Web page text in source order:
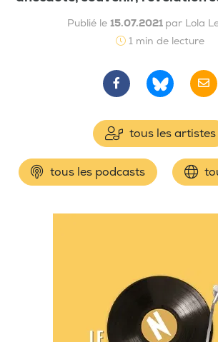
Publié le 15.07.2021 par Lola
1 min de lecture
tous les artistes
tous les podcasts